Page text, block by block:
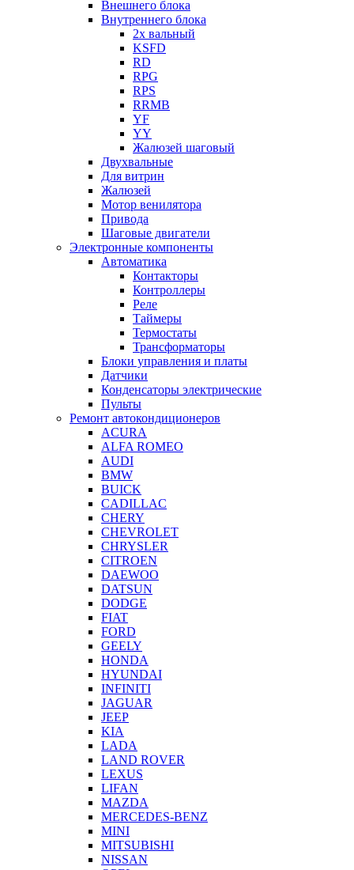
Внешнего блока
Внутреннего блока
2х вальный
KSFD
RD
RPG
RPS
RRMB
YF
YY
Жалюзей шаговый
Двухвальные
Для витрин
Жалюзей
Мотор венилятора
Привода
Шаговые двигатели
Электронные компоненты
Автоматика
Контакторы
Контроллеры
Реле
Таймеры
Термостаты
Трансформаторы
Блоки управления и платы
Датчики
Конденсаторы электрические
Пульты
Ремонт автокондиционеров
ACURA
ALFA ROMEO
AUDI
BMW
BUICK
CADILLAC
CHERY
CHEVROLET
CHRYSLER
CITROEN
DAEWOO
DATSUN
DODGE
FIAT
FORD
GEELY
HONDA
HYUNDAI
INFINITI
JAGUAR
JEEP
KIA
LADA
LAND ROVER
LEXUS
LIFAN
MAZDA
MERCEDES-BENZ
MINI
MITSUBISHI
NISSAN